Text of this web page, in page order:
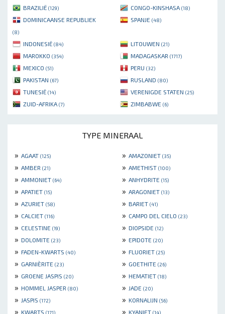
BRAZILIË (129) CONGO-KINSHASA (18)
DOMINICAANSE REPUBLIEK
(8)
SPANJE (48)
INDONESIË (84) LITOUWEN (21)
MAROKKO (354) MADAGASKAR (1717)
MEXICO (51) PERU (32)
PAKISTAN (67) RUSLAND (80)
TUNESIË (14) VERENIGDE STATEN (25)
ZUID-AFRIKA (7) ZIMBABWE (6)
TYPE MINERAAL
» AGAAT (125) » AMAZONIET (35)
» AMBER (21) » AMETHIST (100)
» AMMONIET (64) » ANHYDRITE (15)
» APATIET (15) » ARAGONIET (13)
» AZURIET (58) » BARIET (41)
» CALCIET (116) » CAMPO DEL CIELO (23)
» CELESTINE (19) » DIOPSIDE (12)
» DOLOMITE (23) » EPIDOTE (20)
» FADEN-KWARTS (40) » FLUORIET (25)
» GARNIÈRITE (23) » GOETHITE (26)
» GROENE JASPIS (20) » HEMATIET (18)
» HOMMEL JASPER (80) » JADE (20)
» JASPIS (172) » KORNALIJN (56)
» KWARTS (171) » KYANIET (14)